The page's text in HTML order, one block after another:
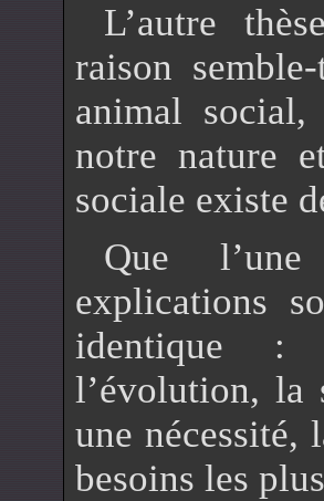
L’autre
raison
animal
notre nature
sociale existe
Que
explications
identique :
l’évolution, la
une nécessité,
besoins les